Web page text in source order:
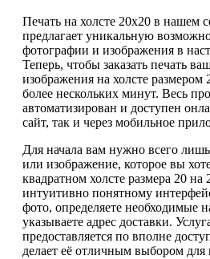
Печать на холсте 20х20 в нашем
предлагает уникальную
фотографии и изображения в
Теперь, чтобы заказать печать
изображения на холсте размером
более нескольких минут. Весь
автоматизирован и доступен
сайт, так и через мобильное
Для начала вам нужно всего
или изображение, которое вы
квадратном холсте размера 20 на
интуитивно понятному
фото, определяете необходимые
указываете адрес доставки.
предоставляется по вполне
делает её отличным выбором для